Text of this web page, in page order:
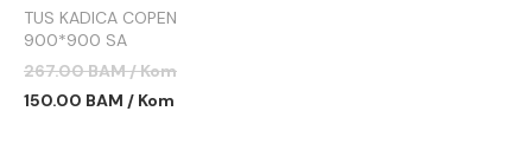
TUS KADICA COPEN
900*900 SA
DEMONTAŽNOM MASKOM
C-09-K9090
267.00 BAM / Kom
150.00 BAM / Kom